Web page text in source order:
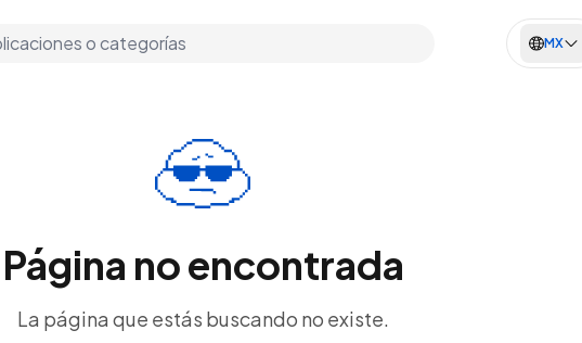
MX
Página no encontrada
La página que estás buscando no existe.